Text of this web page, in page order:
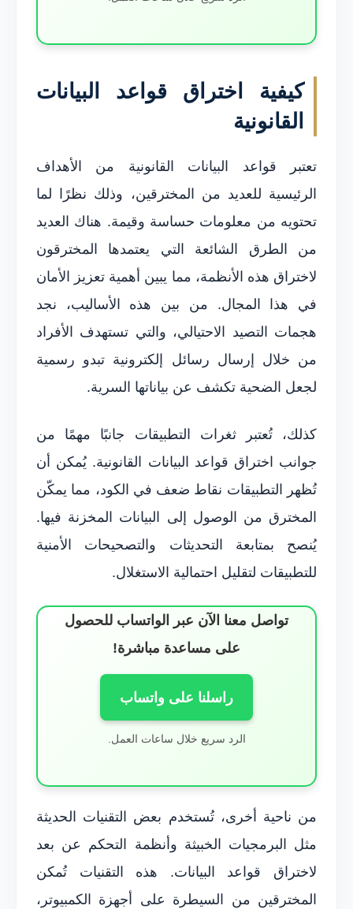
كيفية اختراق قواعد البيانات
القانونية
تعتبر قواعد البيانات القانونية من الأهداف
الرئيسية للعديد من المخترقين، وذلك نظرًا لما
تحتويه من معلومات حساسة وقيمة. هناك العديد
من الطرق الشائعة التي يعتمدها المخترقون
لاختراق هذه الأنظمة، مما يبين أهمية تعزيز الأمان
في هذا المجال. من بين هذه الأساليب، نجد
هجمات التصيد الاحتيالي، والتي تستهدف الأفراد
من خلال إرسال رسائل إلكترونية تبدو رسمية
لجعل الضحية تكشف عن بياناتها السرية.
كذلك، تُعتبر ثغرات التطبيقات جانبًا مهمًا من
جوانب اختراق قواعد البيانات القانونية. يُمكن أن
تُظهر التطبيقات نقاط ضعف في الكود، مما يمكّن
المخترق من الوصول إلى البيانات المخزنة فيها.
يُنصح بمتابعة التحديثات والتصحيحات الأمنية
للتطبيقات لتقليل احتمالية الاستغلال.
تواصل معنا الآن عبر الواتساب للحصول
على مساعدة مباشرة!
راسلنا على واتساب
الرد سريع خلال ساعات العمل.
من ناحية أخرى، تُستخدم بعض التقنيات الحديثة
مثل البرمجيات الخبيثة وأنظمة التحكم عن بعد
لاختراق قواعد البيانات. هذه التقنيات تُمكن
المخترقين من السيطرة على أجهزة الكمبيوتر،